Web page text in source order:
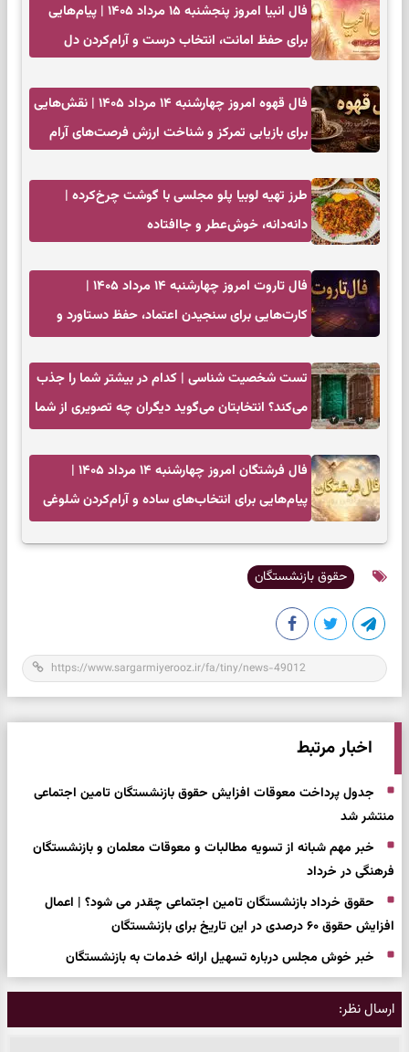
فال انبیا امروز پنجشنبه ۱۵ مرداد ۱۴۰۵ | پیام‌هایی
برای حفظ امانت، انتخاب درست و آرام‌کردن دل
فال قهوه امروز چهارشنبه ۱۴ مرداد ۱۴۰۵ | نقش‌هایی
برای بازیابی تمرکز و شناخت ارزش فرصت‌های آرام
طرز تهیه لوبیا پلو مجلسی با گوشت چرخ‌کرده |
دانه‌دانه، خوش‌عطر و جاافتاده
فال تاروت امروز چهارشنبه ۱۴ مرداد ۱۴۰۵ |
کارت‌هایی برای سنجیدن اعتماد، حفظ دستاورد و
تست شخصیت شناسی | کدام در بیشتر شما را جذب
می‌کند؟ انتخابتان می‌گوید دیگران چه تصویری از شما
فال فرشتگان امروز چهارشنبه ۱۴ مرداد ۱۴۰۵ |
پیام‌هایی برای انتخاب‌های ساده و آرام‌کردن شلوغی
حقوق بازنشستگان
اخبار مرتبط
جدول پرداخت معوقات افزایش حقوق بازنشستگان تامین اجتماعی
منتشر شد
خبر مهم شبانه از تسویه مطالبات و معوقات معلمان و بازنشستگان
فرهنگی در خرداد
حقوق خرداد بازنشستگان تامین اجتماعی چقدر می شود؟ | اعمال
افزایش حقوق ۶۰ درصدی در این تاریخ برای بازنشستگان
خبر خوش مجلس درباره تسهیل ارائه خدمات به بازنشستگان
ارسال نظر: